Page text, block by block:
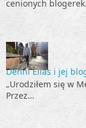
cenionych
Denni Elias i jej
„Urodziłem się w
Przez…